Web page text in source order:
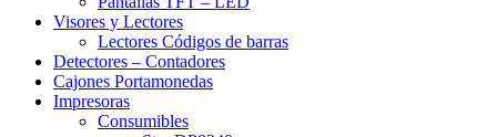
Visores y Lectores
Lectores Códigos de barras
Detectores – Contadores
Cajones Portamonedas
Impresoras
Consumibles